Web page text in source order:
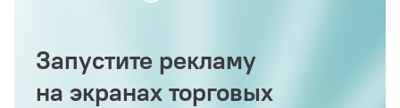
Запустите рекламу
на экранах торговых